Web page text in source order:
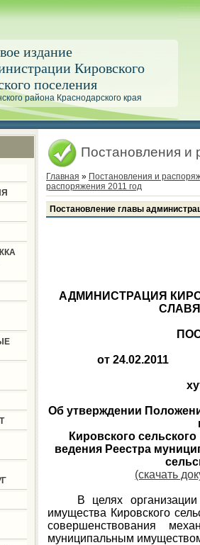
издание
Кировского
поселения
района Краснодарского края
Постановления и
Главная » Постановления и
распоряжения 2011 год
Постановление главы
АДМИНИСТРАЦИЯ
от
Об утверждении
Кировского
ведения Реестра
(скачать
В целях организации
имущества Кировского
совершенствования
муниципальным